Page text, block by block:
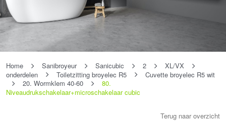
Home Sanibroyeur Sanicubic 2
XL/VX
onderdelen
Toiletzitting broyelec R5
Cuvette broyelec R5 wit
20. Wormklem 40-60
80.
Niveaudrukschakelaar+microschakelaar cubic
Terug naar overzicht